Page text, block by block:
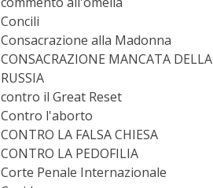
Concili
Consacrazione alla Madonna
CONSACRAZIONE MANCATA DELLA
RUSSIA
contro il Great Reset
Contro l'aborto
CONTRO LA FALSA CHIESA
CONTRO LA PEDOFILIA
Corte Penale Internazionale